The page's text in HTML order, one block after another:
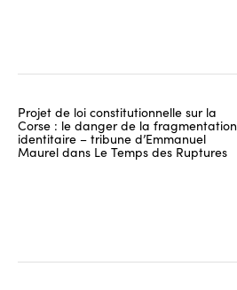
Projet de loi constitutionnelle sur la
Corse : le danger de la fragmentation
identitaire – tribune d’Emmanuel
Maurel dans Le Temps des Ruptures